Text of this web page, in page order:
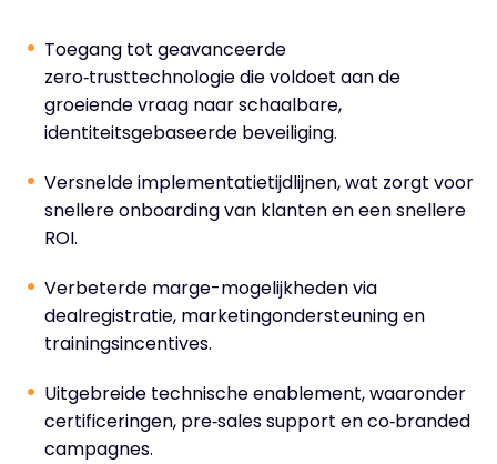
Toegang tot geavanceerde
zero‑trusttechnologie die voldoet aan de
groeiende vraag naar schaalbare,
identiteitsgebaseerde beveiliging.
Versnelde implementatietijdlijnen, wat zorgt voor
snellere onboarding van klanten en een snellere
ROI.
Verbeterde marge-mogelijkheden via
dealregistratie, marketingondersteuning en
trainingsincentives.
Uitgebreide technische enablement, waaronder
certificeringen, pre‑sales support en co‑branded
campagnes.